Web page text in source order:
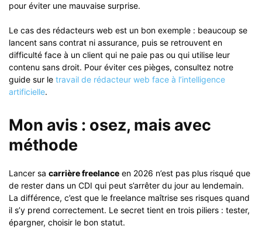
pour éviter une mauvaise surprise.
Le cas des rédacteurs web est un bon exemple : beaucoup se
lancent sans contrat ni assurance, puis se retrouvent en
difficulté face à un client qui ne paie pas ou qui utilise leur
contenu sans droit. Pour éviter ces pièges, consultez notre
guide sur le travail de rédacteur web face à l’intelligence
artificielle.
Mon avis : osez, mais avec
méthode
Lancer sa carrière freelance en 2026 n’est pas plus risqué que
de rester dans un CDI qui peut s’arrêter du jour au lendemain.
La différence, c’est que le freelance maîtrise ses risques quand
il s’y prend correctement. Le secret tient en trois piliers : tester,
épargner, choisir le bon statut.